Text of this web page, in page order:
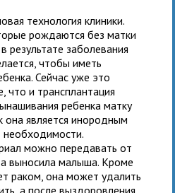
технология клиники.
рождаются без матки
результате заболевания
чтобы иметь
Сейчас уже это
что и трансплантация
ребенка матку
она является инородным
необходимости.
можно передавать от
выносила малыша. Кроме
раком, она может удалить
а после выздоровления